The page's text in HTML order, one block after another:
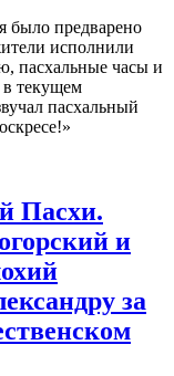
было предварено
исполнили
пасхальные часы и
текущем
пасхальный
Пасхи.
и
за